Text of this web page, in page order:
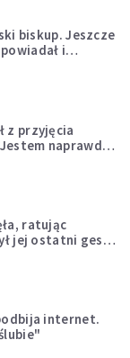
biskup. Jeszcze
i
z przyjęcia
naprawdę
ratując
jej ostatni gest
internet.